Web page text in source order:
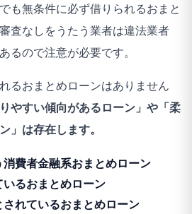
も無条件に必ず借りられるおまと
査なしをうたう業者は違法業者
るので注意が必要です。
るおまとめローンはありません
やすい傾向があるローン」や「柔
」は存在します。
費者金融系おまとめローン
るおまとめローン
れているおまとめローン